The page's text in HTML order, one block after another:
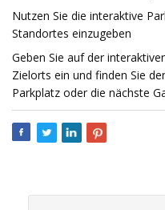
Nutzen Sie die interaktive
Standortes einzugeben
Geben Sie auf der
Zielorts ein und finden Sie
Parkplatz oder die nächste